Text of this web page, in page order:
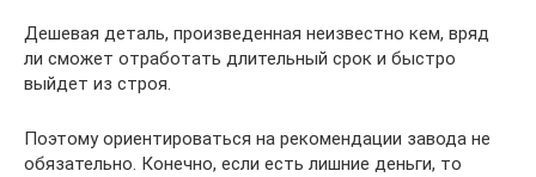
Дешевая деталь, произведенная неизвестно кем, вряд
ли сможет отработать длительный срок и быстро
выйдет из строя.
Поэтому ориентироваться на рекомендации завода не
обязательно. Конечно, если есть лишние деньги, то